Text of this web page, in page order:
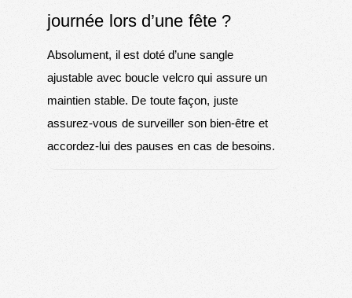
journée lors d’une fête ?
Absolument, il est doté d’une sangle
ajustable avec boucle velcro qui assure un
maintien stable. De toute façon, juste
assurez-vous de surveiller son bien-être et
accordez-lui des pauses en cas de besoins.